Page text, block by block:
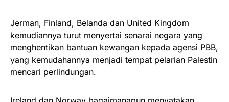
Jerman, Finland, Belanda dan United Kingdom
kemudiannya turut menyertai senarai negara yang
menghentikan bantuan kewangan kepada agensi PBB,
yang kemudahannya menjadi tempat pelarian Palestin
mencari perlindungan.